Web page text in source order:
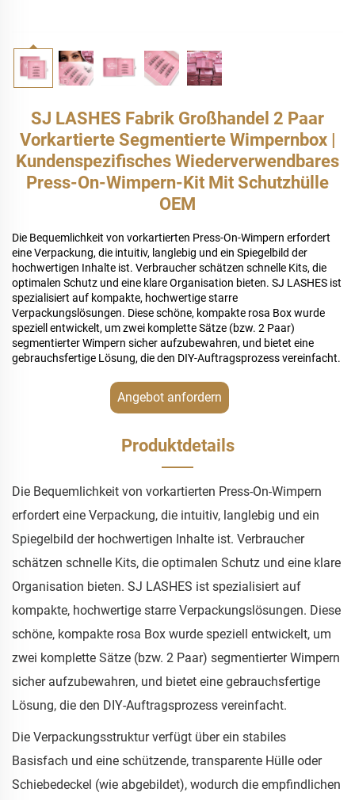
SJ LASHES Fabrik Großhandel 2 Paar
Vorkartierte Segmentierte Wimpernbox |
Kundenspezifisches Wiederverwendbares
Press-On-Wimpern-Kit Mit Schutzhülle
OEM
Die Bequemlichkeit von vorkartierten Press-On-Wimpern erfordert
eine Verpackung, die intuitiv, langlebig und ein Spiegelbild der
hochwertigen Inhalte ist. Verbraucher schätzen schnelle Kits, die
optimalen Schutz und eine klare Organisation bieten. SJ LASHES ist
spezialisiert auf kompakte, hochwertige starre
Verpackungslösungen. Diese schöne, kompakte rosa Box wurde
speziell entwickelt, um zwei komplette Sätze (bzw. 2 Paar)
segmentierter Wimpern sicher aufzubewahren, und bietet eine
gebrauchsfertige Lösung, die den DIY-Auftragsprozess vereinfacht.
Angebot anfordern
Produktdetails
Die Bequemlichkeit von vorkartierten Press-On-Wimpern
erfordert eine Verpackung, die intuitiv, langlebig und ein
Spiegelbild der hochwertigen Inhalte ist. Verbraucher
schätzen schnelle Kits, die optimalen Schutz und eine klare
Organisation bieten. SJ LASHES ist spezialisiert auf
kompakte, hochwertige starre Verpackungslösungen. Diese
schöne, kompakte rosa Box wurde speziell entwickelt, um
zwei komplette Sätze (bzw. 2 Paar) segmentierter Wimpern
sicher aufzubewahren, und bietet eine gebrauchsfertige
Lösung, die den DIY-Auftragsprozess vereinfacht.
Die Verpackungsstruktur verfügt über ein stabiles
Basisfach und eine schützende, transparente Hülle oder
Schiebedeckel (wie abgebildet), wodurch die empfindlichen